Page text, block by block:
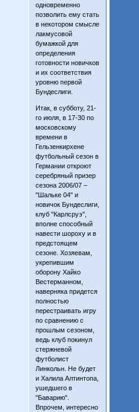
одновременно
позволить ему стать
в некотором смысле
лакмусовой
бумажкой для
определения
готовности новичков
и их соответствия
уровню первой
Бундеслиги.
Итак, в субботу, 21-
го июля, в 17-30 по
московскому
времени в
Гельзенкирхене
футбольный сезон в
Германии откроют
серебряный призер
сезона 2006/07 –
"Шальке 04" и
новичок Бундеслиги,
клуб "Карлсруэ",
вполне способный
навести шороху и в
предстоящем
сезоне. Хозяевам,
укрепившим
оборону Хайко
Вестерманном,
наверняка придется
полностью
перестраивать игру
по сравнению с
прошлым сезоном,
ведь клуб покинул
стержневой
футболист
Линкольн. Не будет
и Халила Алтинтопа,
ушедшего в
"Баварию".
Впрочем, интересно